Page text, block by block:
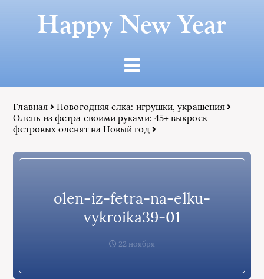
Happy New Year
Главная
Новогодняя елка: игрушки, украшения
Олень из фетра своими руками: 45+ выкроек
фетровых оленят на Новый год
olen-iz-fetra-na-elku-
vykroika39-01
22 ноября